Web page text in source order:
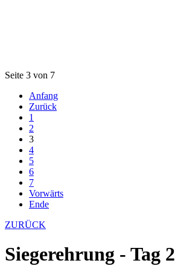
Seite 3 von 7
Anfang
Zurück
1
2
3
4
5
6
7
Vorwärts
Ende
ZURÜCK
Siegerehrung - Tag 2